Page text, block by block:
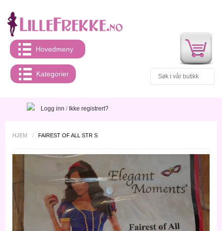
Hovedmeny
Kategorier
Logg inn / Ikke registrert?
HJEM / FAIREST OF ALL STR S